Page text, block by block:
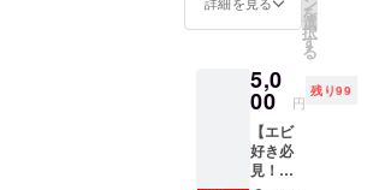
めて、
ぜひご
い！ ・
掲載期
間：
2025年
7月1日
から1年
贅沢な
体験
さに特
別なひ
とと
1万個販
老のプ
ロが厳
選した
「特大
サイズ
の大粒
しい特
大むき
1.15kg
（解凍
後1kg）
累計1日
1万個販
売！海
を
選
択
す
る
5,0
00 円
残り99
【エビ
好き必
見！